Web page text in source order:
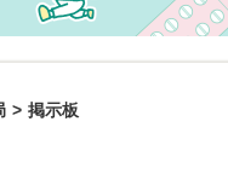
> 掲示板